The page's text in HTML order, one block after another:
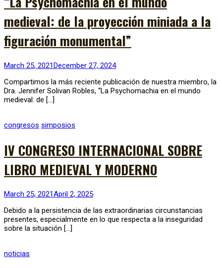
medieval: de la proyección miniada a la
figuración monumental”
March 25, 2021December 27, 2024
Compartimos la más reciente publicación de nuestra miembro, la
Dra. Jennifer Solivan Robles, “La Psychomachia en el mundo
medieval: de […]
congresos simposios
IV CONGRESO INTERNACIONAL SOBRE
LIBRO MEDIEVAL Y MODERNO
March 25, 2021April 2, 2025
Debido a la persistencia de las extraordinarias circunstancias
presentes, especialmente en lo que respecta a la inseguridad
sobre la situación […]
noticias